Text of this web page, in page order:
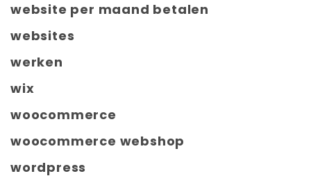
website per maand betalen
websites
werken
wix
woocommerce
woocommerce webshop
wordpress